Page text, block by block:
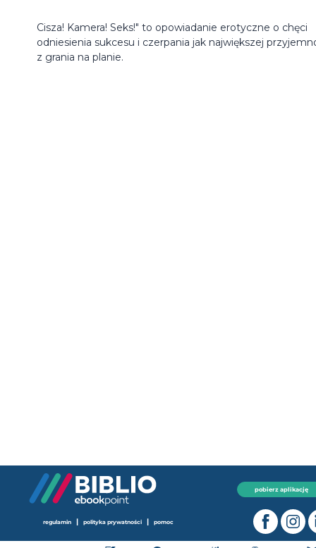
Cisza! Kamera! Seks!" to opowiadanie erotyczne o chęci
odniesienia sukcesu i czerpania jak największej
z grania na planie.
pobierz aplikację
regulamin | polityka prywatności | pomoc